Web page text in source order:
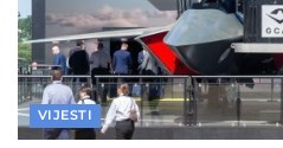
VIJESTI